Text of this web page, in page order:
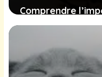
Comprendre
prévention pour
10 décembre 2024